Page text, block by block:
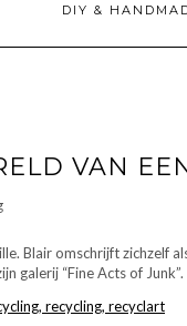
DIY &
VAN
Blair omschrijft zichzelf
galerij “Fine Acts of Junk”.